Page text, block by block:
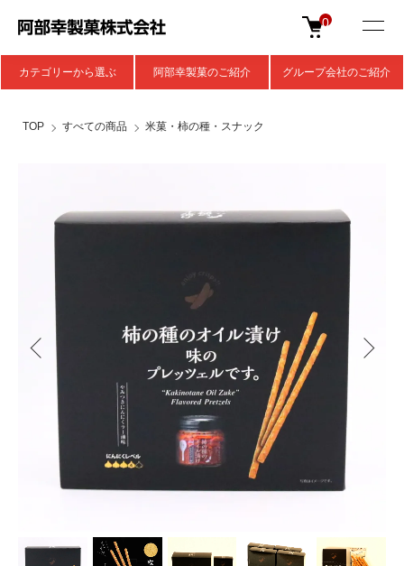
0
カテゴリーから選ぶ 阿部幸製菓のご紹介 グループ会社のご紹介
TOP すべての商品 米菓・柿の種・スナック